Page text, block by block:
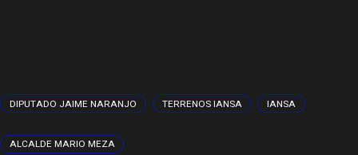
DIPUTADO JAIME NARANJO TERRENOS IANSA IANSA
ALCALDE MARIO MEZA